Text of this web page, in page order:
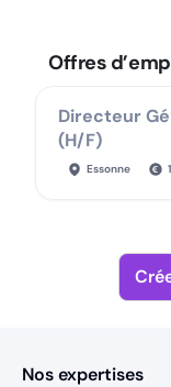
Offres
Directeur
(H/F)
Essonne
Nos expertises